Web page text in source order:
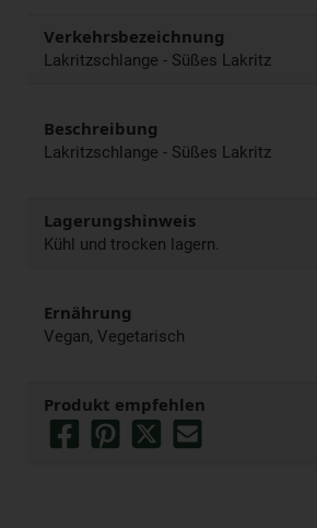
Verkehrsbezeichnung
Lakritzschlange - Süßes Lakritz
Beschreibung
Lakritzschlange - Süßes Lakritz
Lagerungshinweis
Kühl und trocken lagern.
Ernährung
Vegan, Vegetarisch
Produkt empfehlen